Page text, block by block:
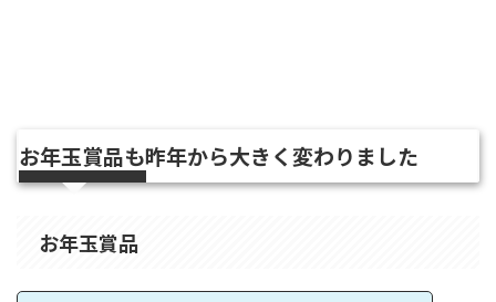
お年玉賞品も昨年から大きく変わりました
お年玉賞品